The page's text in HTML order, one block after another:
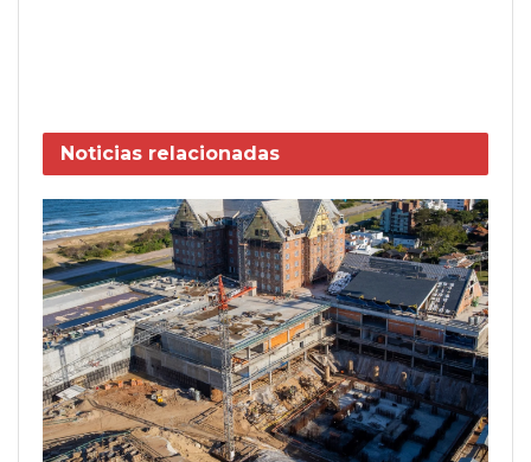
Noticias relacionadas